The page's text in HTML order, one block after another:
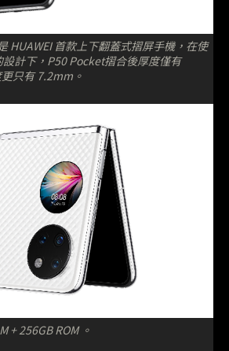
HUAWEI 首款上下翻蓋式摺屏手機，在使
計下，P50 Pocket摺合後厚度僅有
只有 7.2mm。
+ 256GB ROM 。